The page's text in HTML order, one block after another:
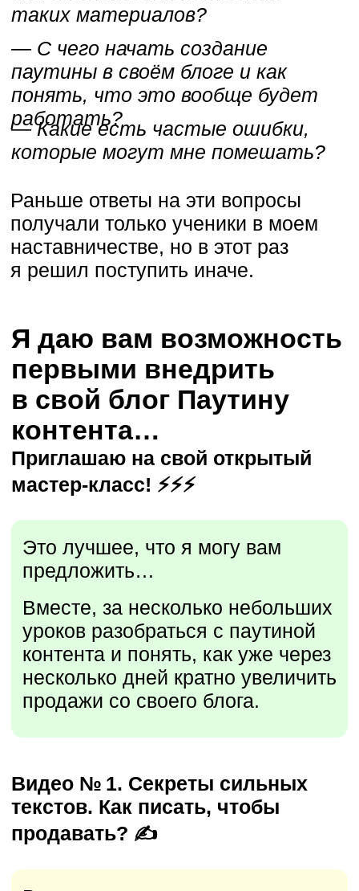
3970 РУБЛЕЙ
А какие ты даешь гарантии,
что это сработает в моём
случае?
Я на 260% уверен в качестве
своего продукта, ведь паутина
контента показала себя в деле
не только на моём блоге, но и на
блогах десятков моих учеников,
на блоге экспертов, которых
я продюсирую.
Мне понятен её механизм
и секрет, почему он работает
абсолютно в любой нише.
Уникальная система + сильный
копирайтинг еще никого
не подводили…
система или тебе просто
не понравится мой мастер-
класс, то я полностью верну
твои деньги.
Зачем ты делаешь такие
условия и гарантируешь
100% возврат, если мне
Достаточно будет написать мне
в личные сообщения и рассказать,
что именно не получилось.
Я сразу же сделаю возврат.
продукта создать со своими
Это для меня самое важное.
я хочу познакомить вас с моей
методикой и доказать, что
вытаскивать деньги из блога
проще, чем вам кажется.
Записаться на мастер-класс